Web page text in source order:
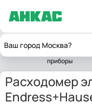
Ваш город Москва?
Главная
Контрольно-
приборы
Расходомер